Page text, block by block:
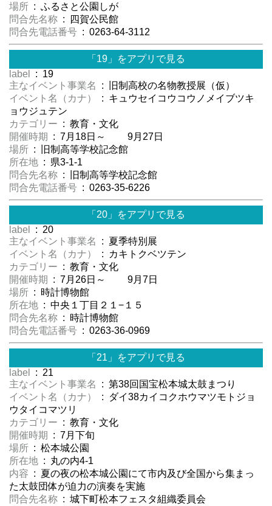
場所 : ふるさと公園しが
問合先名称 : 四賀公民館
問合先電話番号 : 0263-64-3112
「19」をアプリで見る
label
: 19
主なイベント事業名
: 旧制高校の名物教授展（仮）
イベント名（カナ）
: キュウセイコウコウノメイブツキ
ョウジュテン
カテゴリー : 教育・文化
開催時期
: 7月18日～ 9月27日
場所 : 旧制高等学校記念館
所在地 : 県3-1-1
問合先名称 : 旧制高等学校記念館
問合先電話番号 : 0263-35-6226
「20」をアプリで見る
label
: 20
主なイベント事業名
: 夏季特別展
イベント名（カナ）
: カキトクベツテン
カテゴリー : 教育・文化
開催時期
: 7月26日～ 9月7日
場所 : 時計博物館
所在地 : 中央１丁目２１−１５
問合先名称 : 時計博物館
問合先電話番号 : 0263-36-0969
「21」をアプリで見る
label
: 21
主なイベント事業名
: 第38回国宝松本城太鼓まつり
イベント名（カナ）
: ダイ38カイコクホウマツモトジョ
ウタイコマツリ
カテゴリー : 教育・文化
開催時期
: 7月下旬
場所 : 松本城公園
所在地 : 丸の内4-1
内容 : 夏の夜の松本城公園にて市内及び全国から集まっ
た太鼓団体が迫力の演奏を実施
問合先名称 : 城下町松本フェスタ組織委員会